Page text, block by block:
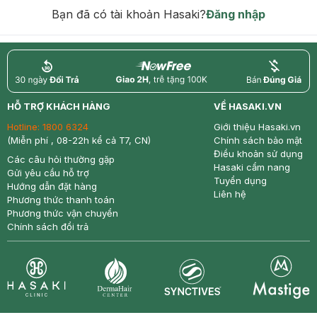
Bạn đã có tài khoản Hasaki?Đăng nhập
return nowfree price
HỖ TRỢ KHÁCH HÀNG
Hotline: 1800 6324
(Miễn phí , 08-22h kể cả T7, CN)
Các câu hỏi thường gặp
Gửi yêu cầu hỗ trợ
Hướng dẫn đặt hàng
Phương thức thanh toán
Phương thức vận chuyển
Chính sách đổi trả
VỀ HASAKI.VN
Giới thiệu Hasaki.vn
Chính sách bảo mật
Điều khoản sử dụng
Hasaki cẩm nang
Tuyển dụng
Liên hệ